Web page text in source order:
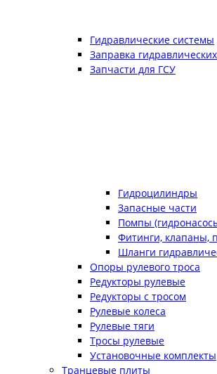
Гидравлические системы
Заправка
Запчасти для ГСУ
Гидроцилиндры
Запасные части
Помпы
Фитинги, клапаны,
Шланги
Опоры рулевого троса
Редукторы рулевые
Редукторы с тросом
Рулевые колеса
Рулевые тяги
Тросы рулевые
Установочные комплекты
Транцевые плиты